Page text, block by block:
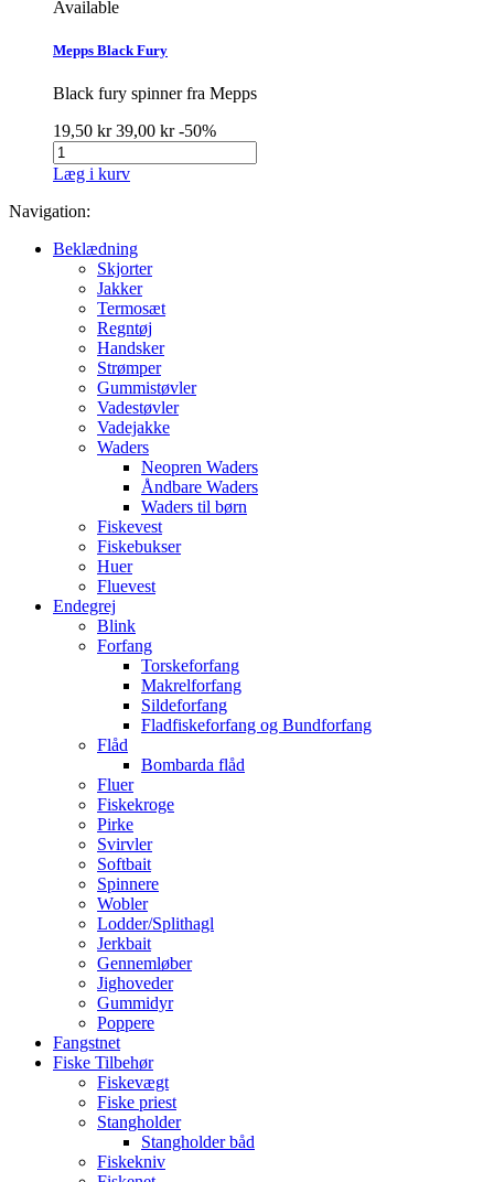
Available
Mepps Black Fury
Black fury spinner fra Mepps
19,50 kr39,00 kr-50%
Læg i kurv
Navigation:
Beklædning
Skjorter
Jakker
Termosæt
Regntøj
Handsker
Strømper
Gummistøvler
Vadestøvler
Vadejakke
Waders
Neopren Waders
Åndbare Waders
Waders til børn
Fiskevest
Fiskebukser
Huer
Fluevest
Endegrej
Blink
Forfang
Torskeforfang
Makrelforfang
Sildeforfang
Fladfiskeforfang og Bundforfang
Flåd
Bombarda flåd
Fluer
Fiskekroge
Pirke
Svirvler
Softbait
Spinnere
Wobler
Lodder/Splithagl
Jerkbait
Gennemløber
Jighoveder
Gummidyr
Poppere
Fangstnet
Fiske Tilbehør
Fiskevægt
Fiske priest
Stangholder
Stangholder båd
Fiskekniv